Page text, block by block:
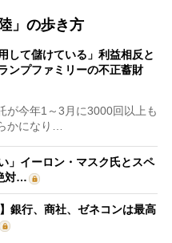
」の歩き方
して儲けている」利益相反と
ンプファミリーの不正蓄財
今年1～3月に3000回以上も
かになり…
」イーロン・マスク氏とスペ
対…
銀行、商社、ゼネコンは最高